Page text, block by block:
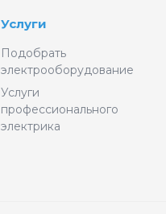
Услуги
Подобрать
электрооборудование
Услуги
профессионального
электрика